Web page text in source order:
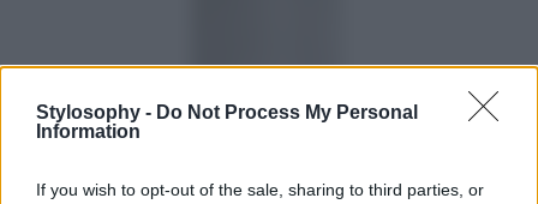
Stylosophy - Do Not Process My Personal
Information
If you wish to opt-out of the sale, sharing to third parties, or